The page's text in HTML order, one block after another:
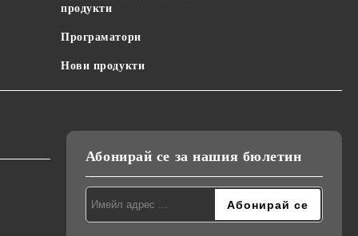
продукти
Програматори
Нови продукти
Абонирай се за нашия бюлетин